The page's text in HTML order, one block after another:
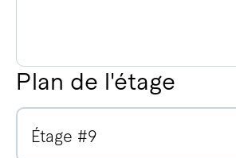
Plan de l'étage
Étage #9